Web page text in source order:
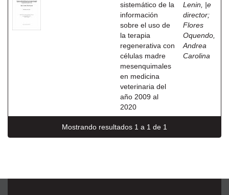
sistemático de la
información
sobre el uso de
la terapia
regenerativa con
células madre
mesenquimales
en medicina
veterinaria del
año 2009 al
2020
Lenin, |e
director;
Flores
Oquendo,
Andrea
Carolina
Mostrando resultados 1 a 1 de 1